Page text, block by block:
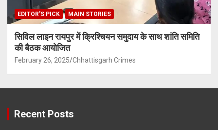
EDITOR'S PICK MAIN STORIES
सिविल लाइन रायपुर में क्रिश्चियन समुदाय के साथ शांति समिति
की बैठक आयोजित
February 26, 2025 Chhattisgarh Crimes
Recent Posts